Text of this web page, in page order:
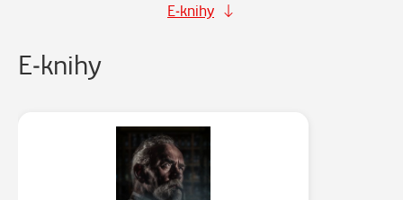
E-knihy
E-knihy